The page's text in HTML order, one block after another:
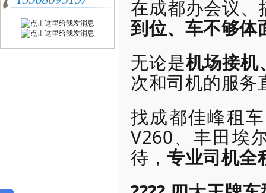
在成都办会议
到位、车不够体
无论是机场接机
次和司机的服务
找成都佳峰租
V260、丰田埃
待，专业司机全